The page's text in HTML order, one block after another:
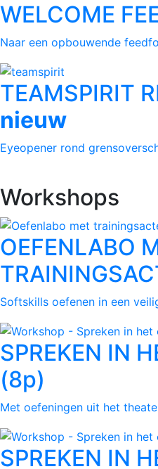
WELCOME
Naar een opbouwende
TEAMSPIRIT
nieuw
Eyeopener rond
Workshops
OEFENLABO
Softskills oefenen in een
SPREKEN IN
(8p)
Met oefeningen uit het
SPREKEN IN